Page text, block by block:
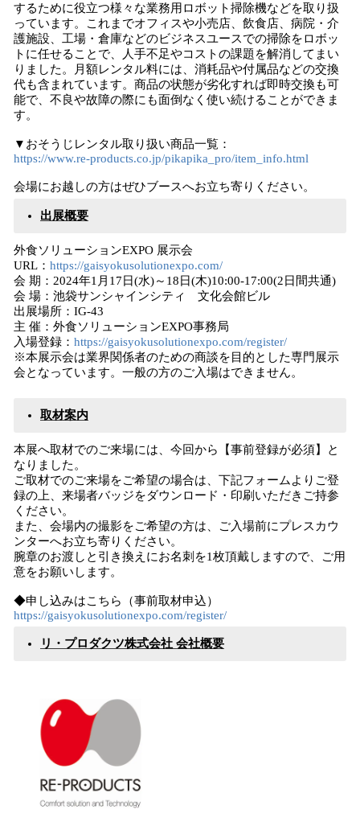
するために役立つ様々な業務用ロボット掃除機などを取り扱
っています。これまでオフィスや小売店、飲食店、病院・介
護施設、工場・倉庫などのビジネスユースでの掃除をロボッ
トに任せることで、人手不足やコストの課題を解消してまい
りました。月額レンタル料には、消耗品や付属品などの交換
代も含まれています。商品の状態が劣化すれば即時交換も可
能で、不良や故障の際にも面倒なく使い続けることができま
す。
▼おそうじレンタル取り扱い商品一覧：
https://www.re-products.co.jp/pikapika_pro/item_info.html
会場にお越しの方はぜひブースへお立ち寄りください。
出展概要
外食ソリューションEXPO 展示会
URL： https://gaisyokusolutionexpo.com/
会 期：2024年1月17日(水)～18日(木)10:00-17:00(2日間共通)
会 場：池袋サンシャインシティ 文化会館ビル
出展場所：IG-43
主 催：外食ソリューションEXPO事務局
入場登録： https://gaisyokusolutionexpo.com/register/
※本展示会は業界関係者のための商談を目的とした専門展示
会となっています。一般の方のご入場はできません。
取材案内
本展へ取材でのご来場には、今回から【事前登録が必須】と
なりました。
ご取材でのご来場をご希望の場合は、下記フォームよりご登
録の上、来場者バッジをダウンロード・印刷いただきご持参
ください。
また、会場内の撮影をご希望の方は、ご入場前にプレスカウ
ンターへお立ち寄りください。
腕章のお渡しと引き換えにお名刺を1枚頂戴しますので、ご用
意をお願いします。
◆申し込みはこちら（事前取材申込）
https://gaisyokusolutionexpo.com/register/
リ・プロダクツ株式会社 会社概要